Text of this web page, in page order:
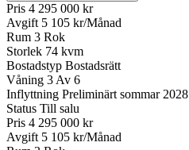
Pris 4 295 000 kr
Avgift 5 105 kr/Månad
Rum 3 Rok
Storlek 74 kvm
Bostadstyp Bostadsrätt
Våning 3 Av 6
Inflyttning Preliminärt sommar 2028
Status Till salu
Pris 4 295 000 kr
Avgift 5 105 kr/Månad